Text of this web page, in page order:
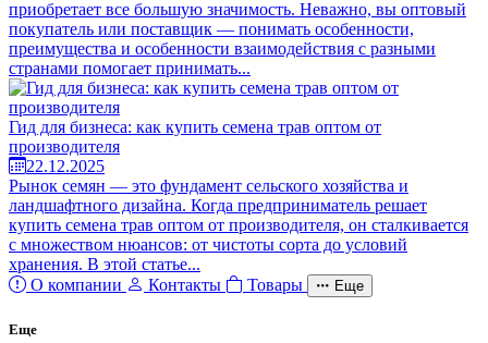
приобретает все большую значимость. Неважно, вы оптовый
покупатель или поставщик — понимать особенности,
преимущества и особенности взаимодействия с разными
странами помогает принимать...
Гид для бизнеса: как купить семена трав оптом от
производителя
22.12.2025
Рынок семян — это фундамент сельского хозяйства и
ландшафтного дизайна. Когда предприниматель решает
купить семена трав оптом от производителя, он сталкивается
с множеством нюансов: от чистоты сорта до условий
хранения. В этой статье...
О компании
Контакты Товары Еще
Еще